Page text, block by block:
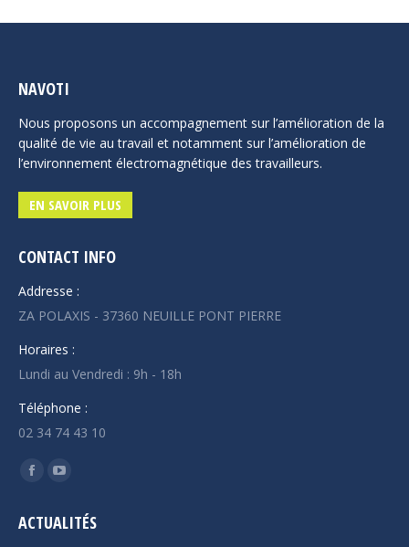
NAVOTI
Nous proposons un accompagnement sur l’amélioration de la
qualité de vie au travail et notamment sur l’amélioration de
l’environnement électromagnétique des travailleurs.
EN SAVOIR PLUS
CONTACT INFO
Addresse :
ZA POLAXIS - 37360 NEUILLE PONT PIERRE
Horaires :
Lundi au Vendredi : 9h - 18h
Téléphone :
02 34 74 43 10
Trouvez nous sur :
Facebook
opens
YouTube
opens
ACTUALITÉS